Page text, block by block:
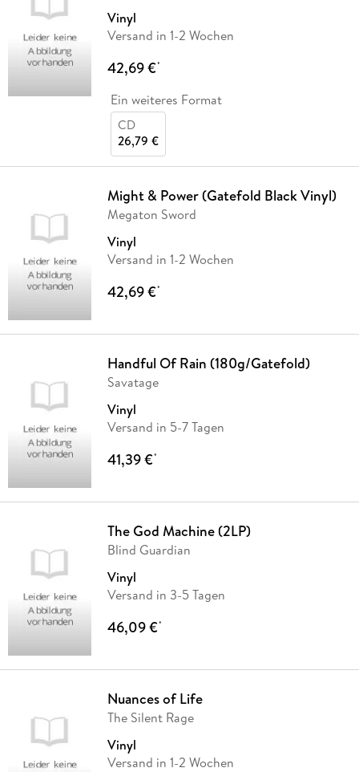
Vinyl
Versand in 1-2 Wochen
42,69 €*
Ein weiteres Format
CD
26,79 €
Might & Power (Gatefold Black Vinyl)
Megaton Sword
Vinyl
Versand in 1-2 Wochen
42,69 €*
Handful Of Rain (180g/Gatefold)
Savatage
Vinyl
Versand in 5-7 Tagen
41,39 €*
The God Machine (2LP)
Blind Guardian
Vinyl
Versand in 3-5 Tagen
46,09 €*
Nuances of Life
The Silent Rage
Vinyl
Versand in 1-2 Wochen